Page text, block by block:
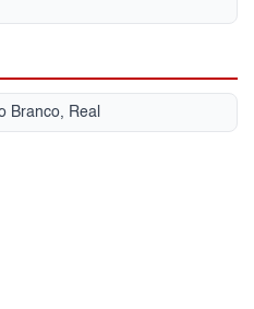
Branco, Real